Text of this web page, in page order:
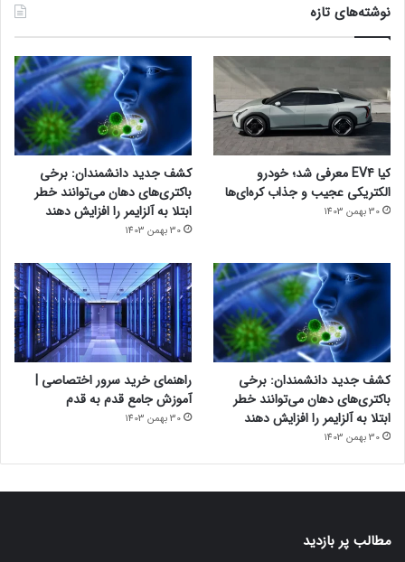
نوشته‌های تازه
کیا EV4 معرفی شد؛ خودرو
الکتریکی عجیب و جذاب کره‌ای‌ها
30 بهمن 1403
کشف جدید دانشمندان: برخی
باکتری‌های دهان می‌توانند خطر
ابتلا به آلزایمر را افزایش دهند
30 بهمن 1403
کشف جدید دانشمندان: برخی
باکتری‌های دهان می‌توانند خطر
ابتلا به آلزایمر را افزایش دهند
30 بهمن 1403
راهنمای خرید سرور اختصاصی |
آموزش جامع قدم به قدم
30 بهمن 1403
مطالب پر بازدید